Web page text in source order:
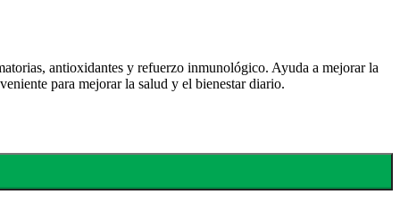
antioxidantes y refuerzo inmunológico. Ayuda a mejorar la
para mejorar la salud y el bienestar diario.